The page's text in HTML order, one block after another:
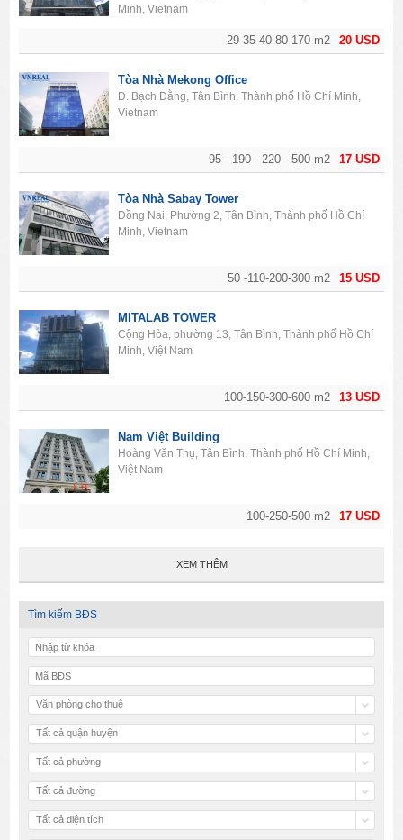
20 USD
29-35-40-80-170 m2
Minh, Vietnam
17 USD
95 - 190 - 220 - 500 m2
Tòa Nhà Mekong Office
Đ. Bạch Đằng, Tân Bình, Thành phố Hồ Chí Minh,
Vietnam
15 USD
50 -110-200-300 m2
Tòa Nhà Sabay Tower
Đồng Nai, Phường 2, Tân Bình, Thành phố Hồ Chí
Minh, Vietnam
13 USD
100-150-300-600 m2
MITALAB TOWER
Cộng Hòa, phường 13, Tân Bình, Thành phố Hồ Chí
Minh, Việt Nam
17 USD
100-250-500 m2
Nam Việt Building
Hoàng Văn Thụ, Tân Bình, Thành phố Hồ Chí Minh,
Việt Nam
XEM THÊM
Tìm kiếm BĐS
Văn phòng cho thuê
Tất cả quận huyện
Tất cả phường
Tất cả đường
Tất cả diện tích